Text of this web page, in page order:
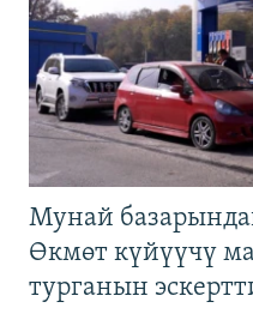
Мунай
Өкмөт күйүүчү
турганын